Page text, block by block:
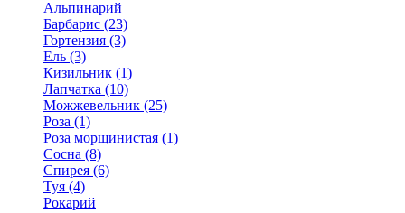
Альпинарий
Барбарис (23)
Гортензия (3)
Ель (3)
Кизильник (1)
Лапчатка (10)
Можжевельник (25)
Роза (1)
Роза морщинистая (1)
Сосна (8)
Спирея (6)
Туя (4)
Рокарий